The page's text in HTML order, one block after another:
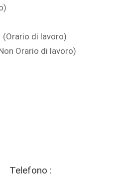
(Orario di lavoro)
Orario di lavoro)
Telefono :